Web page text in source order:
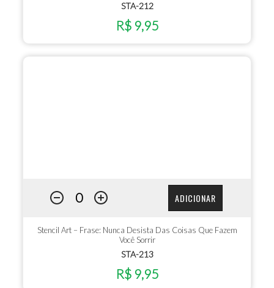
STA-212
R$ 9,95
ADICIONAR
Stencil Art – Frase: Nunca Desista Das Coisas Que Fazem
Você Sorrir
STA-213
R$ 9,95